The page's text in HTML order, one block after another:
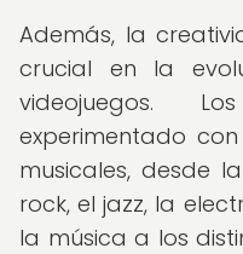
Además, la
crucial en la
videojuegos.
experimentado
musicales, desde
rock, el jazz, la
la música a los